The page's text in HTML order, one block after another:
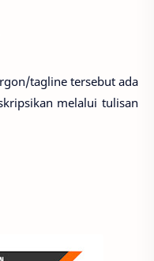
tagline tersebut ada
melalui tulisan